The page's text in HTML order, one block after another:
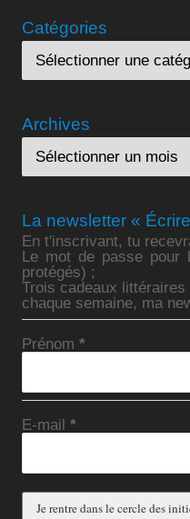
Catégories
Archives
La newsletter «
En t'inscrivant, tu
Le mot de passe pour
protégés) ;
Trois cadeaux
chaque semaine, ma
Prénom*
E-mail*